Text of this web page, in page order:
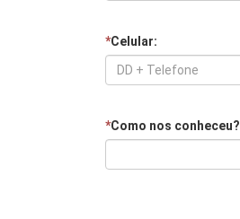
*Celular:
*Como nos conheceu?